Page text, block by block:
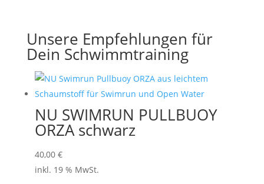
&
Racing-
Brille
für
Dich
Unsere Empfehlungen für
Dein Schwimmtraining
NU SWIMRUN PULLBUOY
ORZA schwarz
40,00 €
inkl. 19 % MwSt.